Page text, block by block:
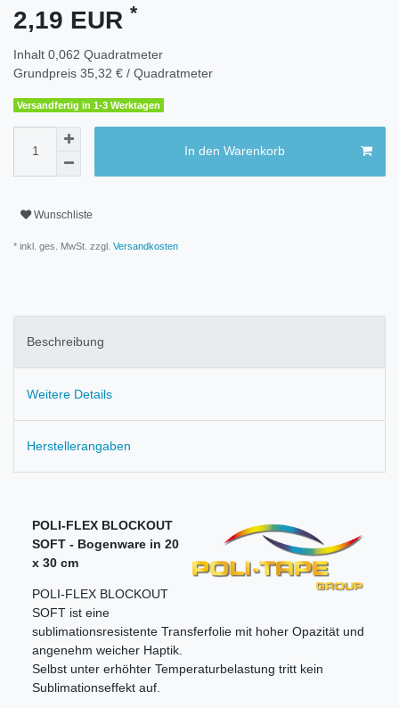
2,19 EUR *
Inhalt 0,062 Quadratmeter
Grundpreis 35,32 € / Quadratmeter
Versandfertig in 1-3 Werktagen
In den Warenkorb
Wunschliste
* inkl. ges. MwSt. zzgl. Versandkosten
Beschreibung
Weitere Details
Herstellerangaben
POLI-FLEX BLOCKOUT
SOFT - Bogenware in 20
x 30 cm
POLI-FLEX BLOCKOUT
SOFT ist eine
sublimationsresistente Transferfolie mit hoher Opazität und
angenehm weicher Haptik.
Selbst unter erhöhter Temperaturbelastung tritt kein
Sublimationseffekt auf.